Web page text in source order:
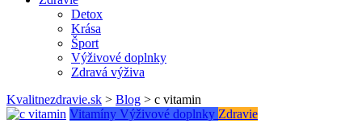
Detox
Krása
Šport
Výživové doplnky
Zdravá výživa
Kvalitnezdravie.sk > Blog > c vitamin
Vitamíny Výživové doplnky Zdravie